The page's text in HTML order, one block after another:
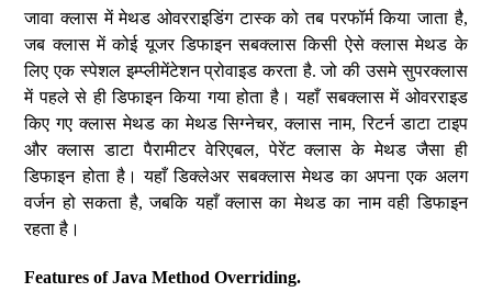
जावा क्लास में मेथड ओवरराइडिंग टास्क को तब परफॉर्म किया जाता है,
जब क्लास में कोई यूजर डिफाइन सबक्लास किसी ऐसे क्लास मेथड के
लिए एक स्पेशल इम्प्लीमेंटेशन प्रोवाइड करता है. जो की उसमे सुपरक्लास
में पहले से ही डिफाइन किया गया होता है। यहाँ सबक्लास में ओवरराइड
किए गए क्लास मेथड का मेथड सिग्नेचर, क्लास नाम, रिटर्न डाटा टाइप
और क्लास डाटा पैरामीटर वेरिएबल, पेरेंट क्लास के मेथड जैसा ही
डिफाइन होता है। यहाँ डिक्लेअर सबक्लास मेथड का अपना एक अलग
वर्जन हो सकता है, जबकि यहाँ क्लास का मेथड का नाम वही डिफाइन
रहता है।
Features of Java Method Overriding.